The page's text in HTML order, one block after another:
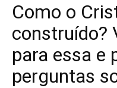
Como o
construído?
para essa e
perguntas